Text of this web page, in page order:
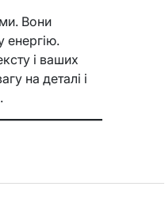
Вони
енергію.
і ваших
на деталі і